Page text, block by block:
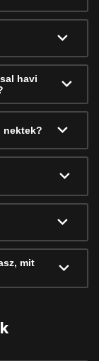
havi
nektek?
mit